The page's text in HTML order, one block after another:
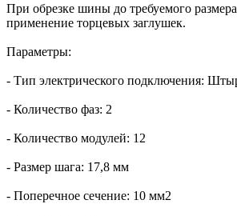
При обрезке шины до требуемого размера
применение торцевых заглушек.
Параметры:
- Тип электрического подключения:
- Количество фаз: 2
- Количество модулей: 12
- Размер шага: 17,8 мм
- Поперечное сечение: 10 мм2